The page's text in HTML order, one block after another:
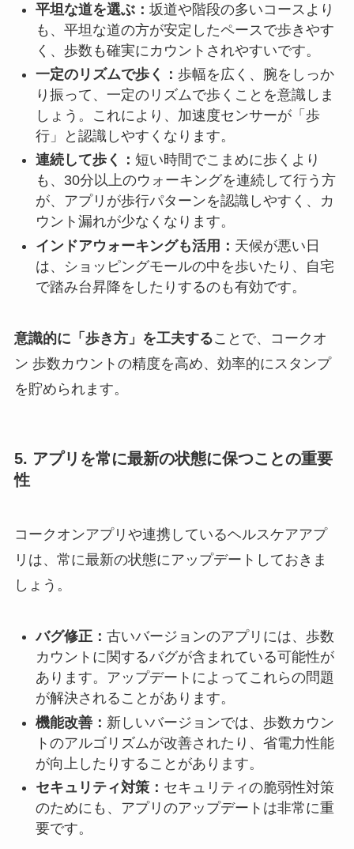
平坦な道を選ぶ： 坂道や階段の多いコースより
も、平坦な道の方が安定したペースで歩きやす
く、歩数も確実にカウントされやすいです。
一定のリズムで歩く： 歩幅を広く、腕をしっか
り振って、一定のリズムで歩くことを意識しま
しょう。これにより、加速度センサーが「歩
行」と認識しやすくなります。
連続して歩く： 短い時間でこまめに歩くより
も、30分以上のウォーキングを連続して行う方
が、アプリが歩行パターンを認識しやすく、カ
ウント漏れが少なくなります。
インドアウォーキングも活用： 天候が悪い日
は、ショッピングモールの中を歩いたり、自宅
で踏み台昇降をしたりするのも有効です。
意識的に「歩き方」を工夫することで、コークオ
ン 歩数カウントの精度を高め、効率的にスタンプ
を貯められます。
5. アプリを常に最新の状態に保つことの重要
性
コークオンアプリや連携しているヘルスケアアプ
リは、常に最新の状態にアップデートしておきま
しょう。
バグ修正： 古いバージョンのアプリには、歩数
カウントに関するバグが含まれている可能性が
あります。アップデートによってこれらの問題
が解決されることがあります。
機能改善： 新しいバージョンでは、歩数カウン
トのアルゴリズムが改善されたり、省電力性能
が向上したりすることがあります。
セキュリティ対策： セキュリティの脆弱性対策
のためにも、アプリのアップデートは非常に重
要です。